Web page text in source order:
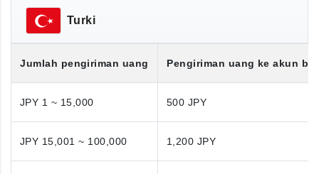
Turki
Jumlah pengiriman uang Pengiriman uang ke akun
JPY 1 ~ 15,000 500 JPY
JPY 15,001 ~ 100,000 1,200 JPY